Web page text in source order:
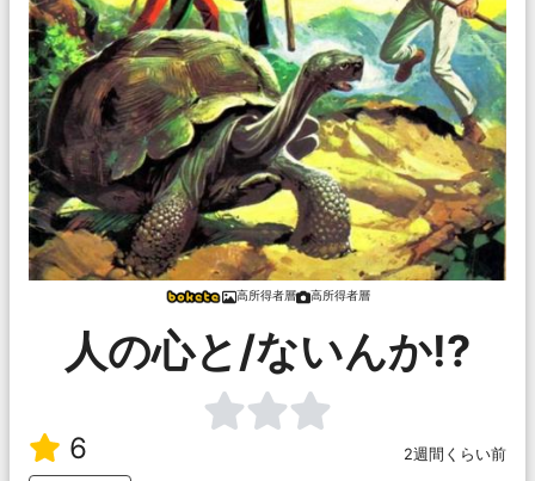
高所得者層 高所得者層
人の心と/ないんか!?
6 2週間くらい前